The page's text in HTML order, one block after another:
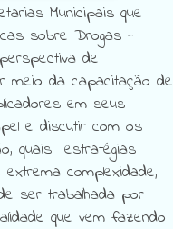
Municipais que
sobre Drogas -
de
meio da capacitação de
em seus
e discutir com os
quais estratégias
complexidade,
ser trabalhada por
que vem fazendo